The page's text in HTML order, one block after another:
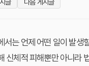
글
다음 게시글
서는 언제 어떤 일이 발생
신체적 피해뿐만 아니라